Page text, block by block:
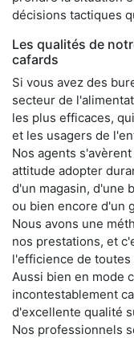
décisions tactiques
Les qualités de
cafards
Si vous avez des
secteur de
les plus efficaces,
et les usagers de
Nos agents
attitude adopter
d'un magasin, d'une
ou bien encore d'un
Nous avons une
nos prestations, et
l'efficience de
Aussi bien en mode
incontestablement
d'excellente qualité
Nos professionnels